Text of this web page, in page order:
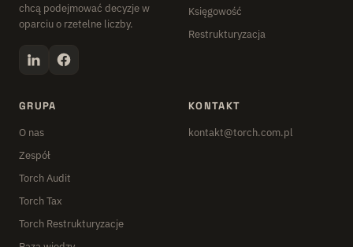
chcą podejmować decyzje w
oparciu o rzetelne liczby.
Księgowość
Restrukturyzacja
GRUPA
O nas
Zespół
Torch Audit
Torch Tax
Torch Restrukturyzacje
KONTAKT
kontakt@torch.com.pl